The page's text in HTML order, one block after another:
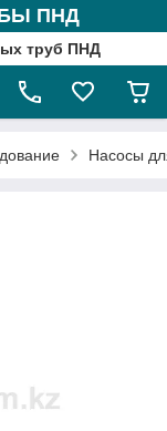
ПНД
труб ПНД
Насосы